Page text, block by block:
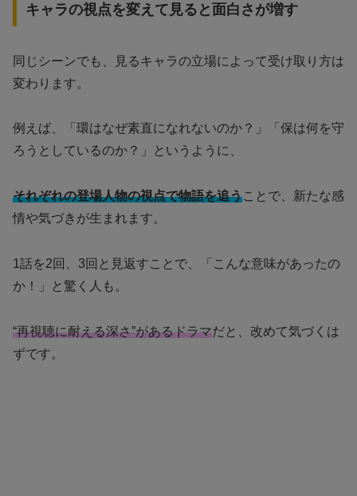
キャラの視点を変えて見ると面白さが増す
同じシーンでも、見るキャラの立場によって受け取り方は
変わります。
例えば、「環はなぜ素直になれないのか？」「保は何を守
ろうとしているのか？」というように、
それぞれの登場人物の視点で物語を追うことで、新たな感
情や気づきが生まれます。
1話を2回、3回と見返すことで、「こんな意味があったの
か！」と驚く人も。
“再視聴に耐える深さ”があるドラマだと、改めて気づくは
ずです。